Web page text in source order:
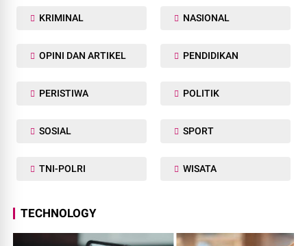
KRIMINAL NASIONAL
OPINI DAN ARTIKEL PENDIDIKAN
PERISTIWA POLITIK
SOSIAL SPORT
TNI-POLRI WISATA
TECHNOLOGY